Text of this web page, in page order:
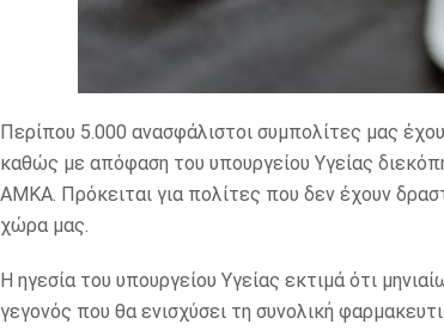
Περίπου 5.000 ανασφάλιστοι συμπολίτες μας
καθώς με απόφαση του υπουργείου Υγείας
ΑΜΚΑ. Πρόκειται για πολίτες που δεν έχουν
χώρα μας.
Η ηγεσία του υπουργείου Υγείας εκτιμά ότι
γεγονός που θα ενισχύσει τη συνολική